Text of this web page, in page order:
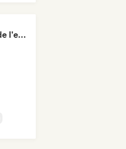
La Radio du bord de l'eau - DAB+ Radio Station (Switzerland)